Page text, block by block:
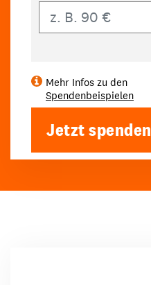
Mehr Infos zu den
Spendenbeispielen
Jetzt spenden